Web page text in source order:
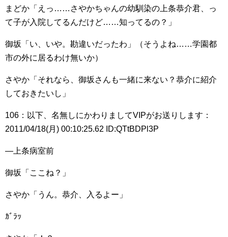
まどか「えっ……さやかちゃんの幼馴染の上条恭介君、っ
て子が入院してるんだけど……知ってるの？」
御坂「い、いや。勘違いだったわ」（そうよね……学園都
市の外に居るわけ無いか）
さやか「それなら、御坂さんも一緒に来ない？恭介に紹介
しておきたいし」
106：以下、名無しにかわりましてVIPがお送りします：
2011/04/18(月) 00:10:25.62 ID:QTtBDPl3P
―上条病室前
御坂「ここね？」
さやか「うん。恭介、入るよー」
ｶﾞﾗｯ